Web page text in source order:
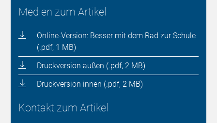
Medien zum Artikel
Online-Version: Besser mit dem Rad zur Schule
(.pdf, 1 MB)
Druckversion außen (.pdf, 2 MB)
Druckversion innen (.pdf, 2 MB)
Kontakt zum Artikel